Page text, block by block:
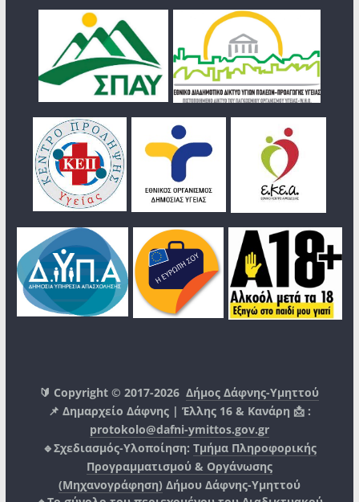
🔰 Copyright © 2017-2026Δήμος Δάφνης-Υμηττού
📌 Δημαρχείο Δάφνης | Έλλης 16 & Κανάρη 📩 :
protokolo@dafni-ymittos.gov.gr
🔹Σχεδιασμός-Υλοποίηση: Τμήμα Πληροφορικής
Προγραμματισμού & Οργάνωσης
(Μηχανογράφηση) Δήμου Δάφνης-Υμηττού